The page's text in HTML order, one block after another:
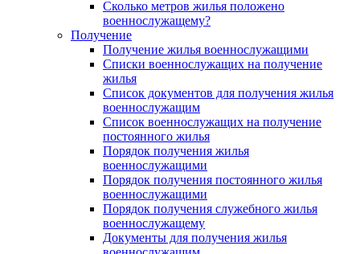
Сколько метров жилья положено
военнослужащему?
Получение
Получение жилья военнослужащими
Списки военнослужащих на получение
жилья
Список документов для получения жилья
военнослужащим
Список военнослужащих на получение
постоянного жилья
Порядок получения жилья
военнослужащими
Порядок получения постоянного жилья
военнослужащими
Порядок получения служебного жилья
военнослужащему
Документы для получения жилья